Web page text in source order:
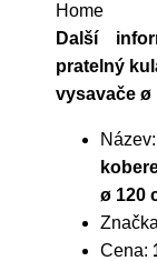
Home
Další
pratelný
vysavače ø
ø 120
Cena: